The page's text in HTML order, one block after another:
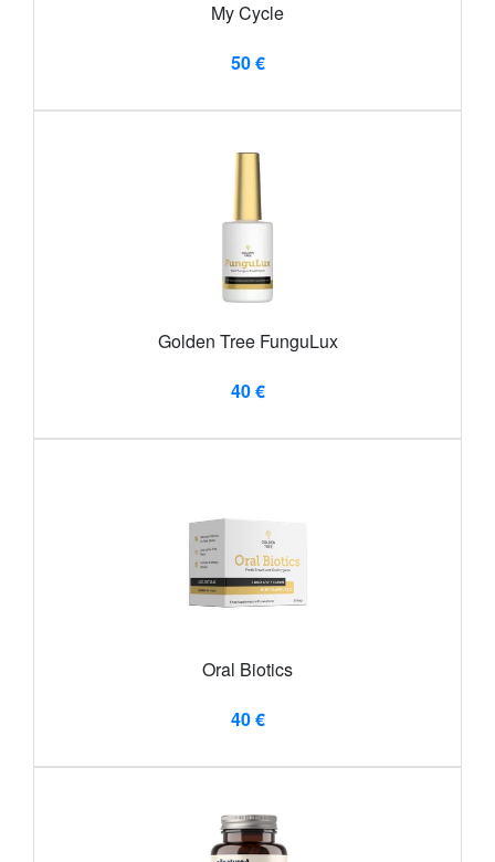
My Cycle
50 €
Golden Tree FunguLux
40 €
Oral Biotics
40 €